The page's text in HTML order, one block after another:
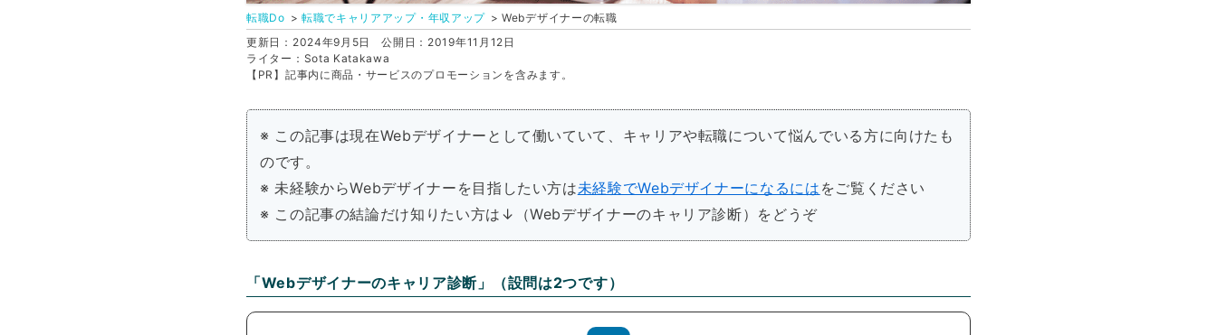
転職Do 転職でキャリアアップ・年収アップ
Webデザイナーの転職
更新日：2024年9月5日
公開日：2019年11月12日
ライター：Sota Katakawa
【PR】記事内に商品・サービスのプロモーションを含みます。
※ この記事は現在Webデザイナーとして働いていて、キャリアや転職について悩んでいる方に向けたも
のです。
※ 未経験からWebデザイナーを目指したい方は未経験でWebデザイナーになるには をご覧ください
※ この記事の結論だけ知りたい方は↓（Webデザイナーのキャリア診断）をどうぞ
「Webデザイナーのキャリア診断」（設問は2つです）